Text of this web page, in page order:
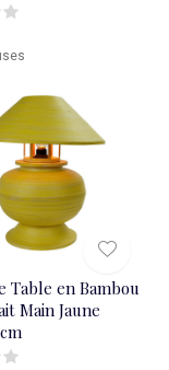
Table en Bambou
Main Jaune